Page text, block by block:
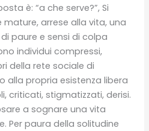
è: “a che serve?”, Si
arrese alla vita, una
paure e sensi di colpa
individui compressi,
della rete sociale di
alla propria esistenza libera
criticati, stigmatizzati, derisi.
a sognare una vita
Per paura della solitudine